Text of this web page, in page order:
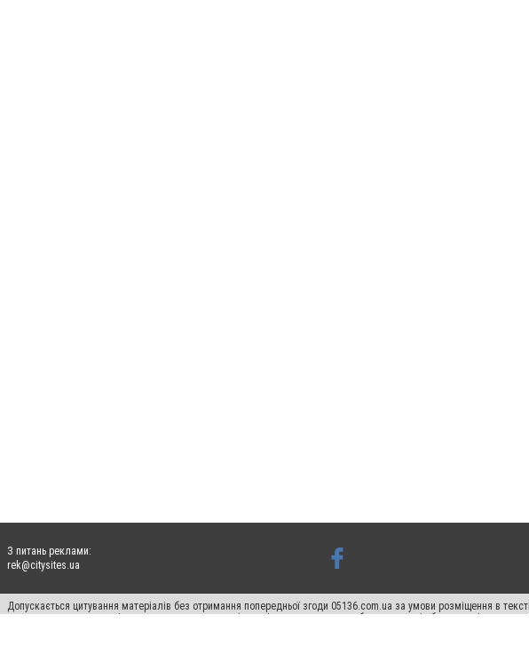
З питань реклами:
rek@citysites.ua
Допускається цитування матеріалів без отримання попередньої згоди 05136.com.ua за умови розміщення в
для пошукових систем гіперпосилання на цитовані статті не нижче другого абзацу в тексті або в якості